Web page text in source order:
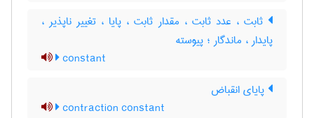
ثابت ، عدد ثابت ، مقدار ثابت ، پایا ، تغییر ناپذیر ،
پایدار ، ماندگار ؛ پیوسته
constant
پایای انقباض
contraction constant